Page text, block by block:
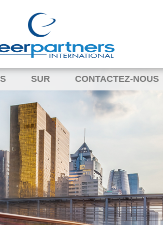
SUR CONTACTEZ-NOUS